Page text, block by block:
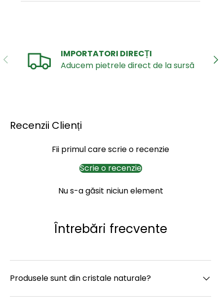
ANTERIOR
IMPORTATORI DIRECȚI
Aducem pietrele direct de la sursă
Recenzii Clienți
Fii primul care scrie o recenzie
Scrie o recenzie
Nu s-a găsit niciun element
Întrebări frecvente
Produsele sunt din cristale naturale?